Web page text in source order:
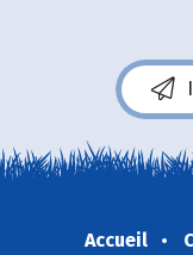
Accueil